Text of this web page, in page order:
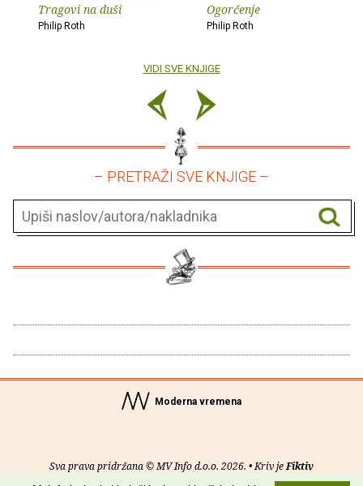
Tragovi na duši
Philip Roth
Ogorčenje
Philip Roth
VIDI SVE KNJIGE
– PRETRAŽI SVE KNJIGE –
Moderna vremena
Sva prava pridržana © MV Info d.o.o. 2026. • Kriv jeFiktiv